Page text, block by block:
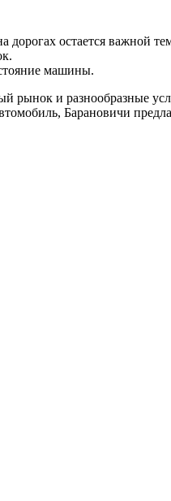
дорогах остается важной
машины.
рынок и разнообразные
Барановичи